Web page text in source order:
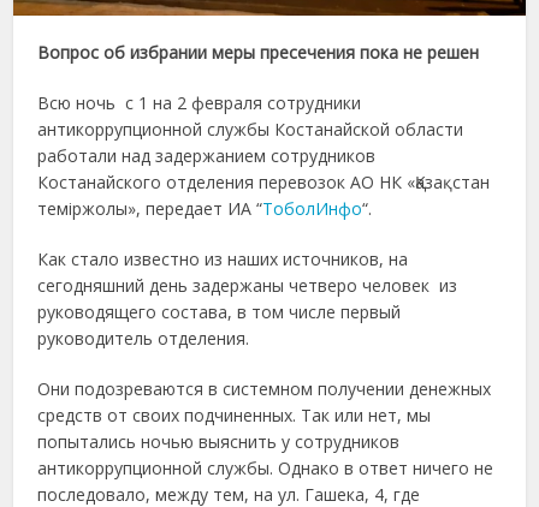
Вопрос об избрании меры пресечения пока не решен
Всю ночь с 1 на 2 февраля сотрудники
антикоррупционной службы Костанайской области
работали над задержанием сотрудников
Костанайского отделения перевозок АО НК «Қазақстан
теміржолы», передает ИА “ТоболИнфо“.
Как стало известно из наших источников, на
сегодняшний день задержаны четверо человек из
руководящего состава, в том числе первый
руководитель отделения.
Они подозреваются в системном получении денежных
средств от своих подчиненных. Так или нет, мы
попытались ночью выяснить у сотрудников
антикоррупционной службы. Однако в ответ ничего не
последовало, между тем, на ул. Гашека, 4, где